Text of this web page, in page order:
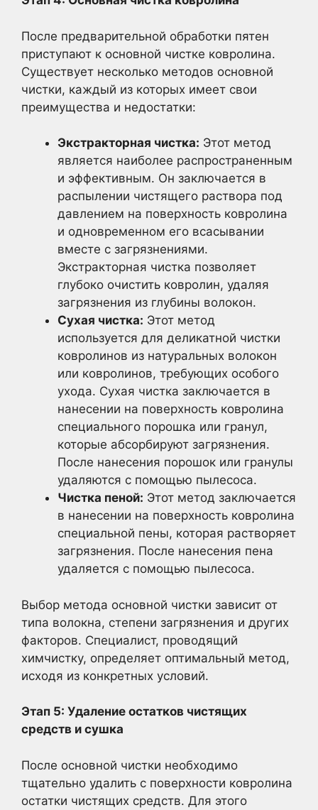
После предварительной обработки пятен
приступают к основной чистке ковролина.
Существует несколько методов основной
чистки, каждый из которых имеет свои
преимущества и недостатки:
Экстракторная чистка: Этот метод
является наиболее распространенным
и эффективным. Он заключается в
распылении чистящего раствора под
давлением на поверхность ковролина
и одновременном его всасывании
вместе с загрязнениями.
Экстракторная чистка позволяет
глубоко очистить ковролин, удаляя
загрязнения из глубины волокон.
Сухая чистка: Этот метод
используется для деликатной чистки
ковролинов из натуральных волокон
или ковролинов, требующих особого
ухода. Сухая чистка заключается в
нанесении на поверхность ковролина
специального порошка или гранул,
которые абсорбируют загрязнения.
После нанесения порошок или гранулы
удаляются с помощью пылесоса.
Чистка пеной: Этот метод заключается
в нанесении на поверхность ковролина
специальной пены, которая растворяет
загрязнения. После нанесения пена
удаляется с помощью пылесоса.
Выбор метода основной чистки зависит от
типа волокна, степени загрязнения и других
факторов. Специалист, проводящий
химчистку, определяет оптимальный метод,
исходя из конкретных условий.
Этап 5: Удаление остатков чистящих
средств и сушка
После основной чистки необходимо
тщательно удалить с поверхности ковролина
остатки чистящих средств. Для этого